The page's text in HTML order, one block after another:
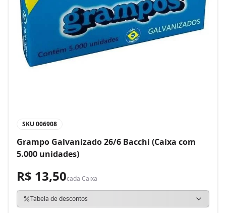
SKU 006908
Grampo Galvanizado 26/6 Bacchi (Caixa com
5.000 unidades)
R$ 13,50cada Caixa
Tabela de descontos